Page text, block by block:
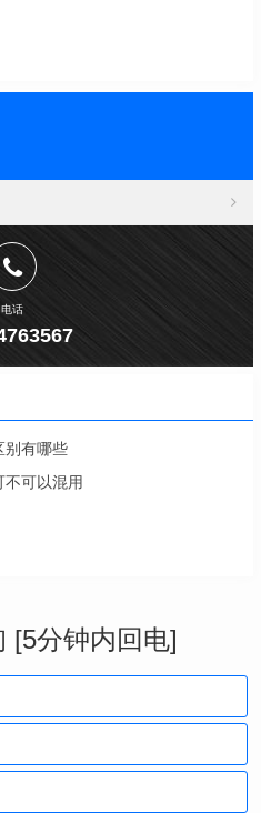
电话
别有哪些
可以混用
[5分钟内回电]